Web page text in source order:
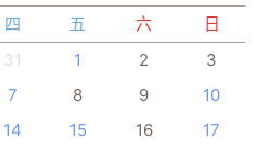
四 五 六
日
31 1 2
3
7 8 9
10
14 15 16
17